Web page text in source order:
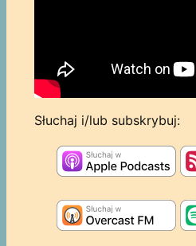
Słuchaj i/lub subskrybuj: